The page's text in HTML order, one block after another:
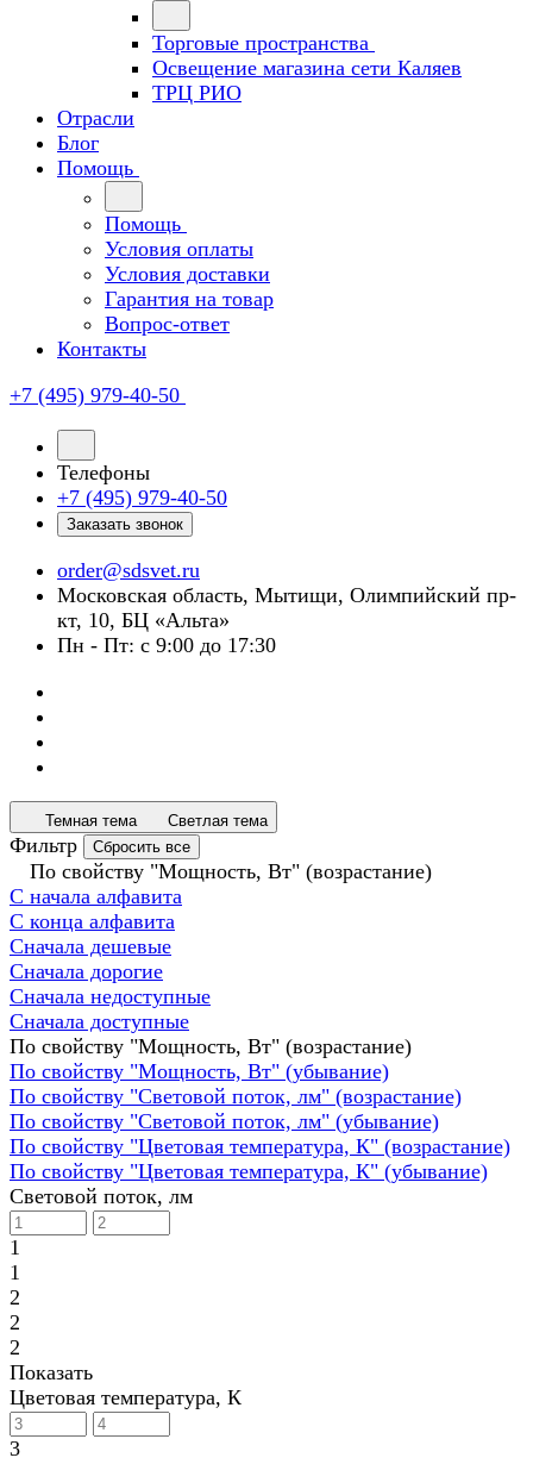
Торговые пространства
Освещение магазина сети Каляев
ТРЦ РИО
Отрасли
Блог
Помощь
Помощь
Условия оплаты
Условия доставки
Гарантия на товар
Вопрос-ответ
Контакты
+7 (495) 979-40-50
Телефоны
+7 (495) 979-40-50
Заказать звонок
order@sdsvet.ru
Московская область, Мытищи, Олимпийский пр-
кт, 10, БЦ «Альта»
Пн - Пт: с 9:00 до 17:30
Темная тема Светлая тема
Фильтр Сбросить все
По свойству "Мощность, Вт" (возрастание)
С начала алфавита
С конца алфавита
Сначала дешевые
Сначала дорогие
Сначала недоступные
Сначала доступные
По свойству "Мощность, Вт" (возрастание)
По свойству "Мощность, Вт" (убывание)
По свойству "Световой поток, лм" (возрастание)
По свойству "Световой поток, лм" (убывание)
По свойству "Цветовая температура, К" (возрастание)
По свойству "Цветовая температура, К" (убывание)
Световой поток, лм
1
1
2
2
2
Показать
Цветовая температура, К
3